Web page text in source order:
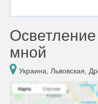
мной
Украина, Львовская,